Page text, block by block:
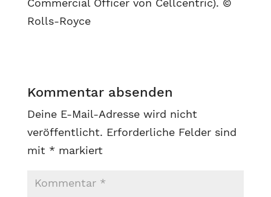
Commercial Officer von Cellcentric). ©
Rolls-Royce
Kommentar absenden
Deine E-Mail-Adresse wird nicht
veröffentlicht. Erforderliche Felder sind
mit * markiert